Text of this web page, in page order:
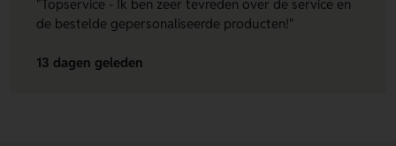
"Topservice - Ik ben zeer tevreden over de service en
de bestelde gepersonaliseerde producten!"
13 dagen geleden